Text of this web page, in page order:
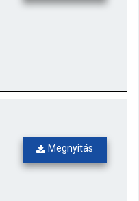
Megnyitás